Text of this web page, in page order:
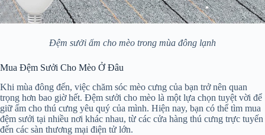
Đệm sưởi ấm cho mèo trong mùa đông lạnh
Mua Đệm Sưởi Cho Mèo Ở Đâu
Khi mùa đông đến, việc chăm sóc mèo cưng của bạn trở nên quan
trọng hơn bao giờ hết. Đệm sưởi cho mèo là một lựa chọn tuyệt vời để
giữ ấm cho thú cưng yêu quý của mình. Hiện nay, bạn có thể tìm mua
đệm sưởi tại nhiều nơi khác nhau, từ các cửa hàng thú cưng trực tuyến
đến các sàn thương mại điện tử lớn.